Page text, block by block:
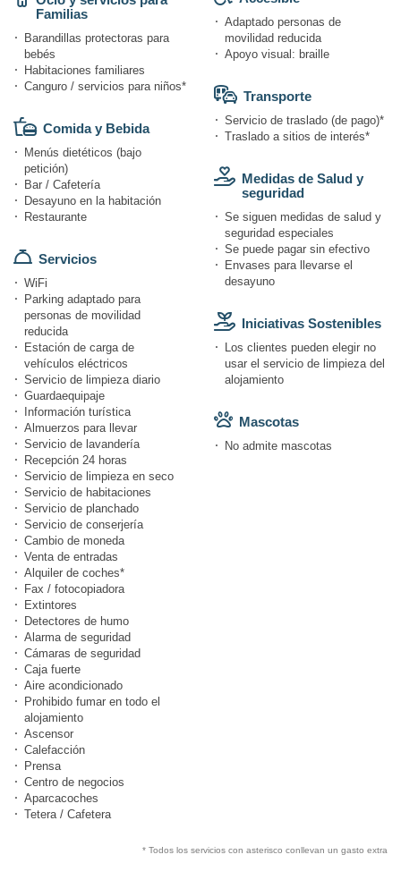
Familias
Barandillas protectoras para
bebés
Habitaciones familiares
Canguro / servicios para niños*
Comida y Bebida
Menús dietéticos (bajo
petición)
Bar / Cafetería
Desayuno en la habitación
Restaurante
Servicios
WiFi
Parking adaptado para
personas de movilidad
reducida
Estación de carga de
vehículos eléctricos
Servicio de limpieza diario
Guardaequipaje
Información turística
Almuerzos para llevar
Servicio de lavandería
Recepción 24 horas
Servicio de limpieza en seco
Servicio de habitaciones
Servicio de planchado
Servicio de conserjería
Cambio de moneda
Venta de entradas
Alquiler de coches*
Fax / fotocopiadora
Extintores
Detectores de humo
Alarma de seguridad
Cámaras de seguridad
Caja fuerte
Aire acondicionado
Prohibido fumar en todo el
alojamiento
Ascensor
Calefacción
Prensa
Centro de negocios
Aparcacoches
Tetera / Cafetera
Adaptado personas de
movilidad reducida
Apoyo visual: braille
Transporte
Servicio de traslado (de pago)*
Traslado a sitios de interés*
Medidas de Salud y
seguridad
Se siguen medidas de salud y
seguridad especiales
Se puede pagar sin efectivo
Envases para llevarse el
desayuno
Iniciativas Sostenibles
Los clientes pueden elegir no
usar el servicio de limpieza del
alojamiento
Mascotas
No admite mascotas
* Todos los servicios con asterisco conllevan un gasto extra